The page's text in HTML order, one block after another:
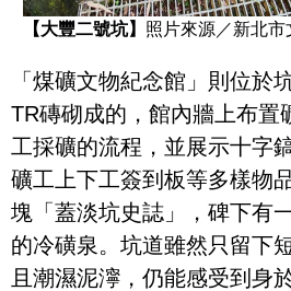
【大豐二號坑】 照片來源／新北市
「煤礦文物紀念館」則位於
TR磚砌成的，館內牆上布置
工採礦的流程，並展示十字
礦工上下工簽到板等多樣物
塊「蓋淡坑史誌」，碑下有
的冷磺泉。坑道雖然只留下
且潮濕泥濘，仍能感受到身